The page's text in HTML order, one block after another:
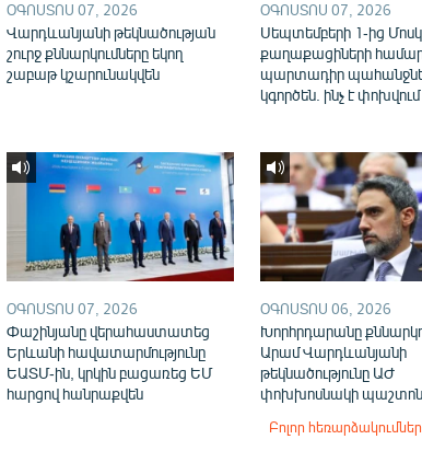
ՕԳՈՍՏՈՍ 07, 2026
Վարդևանյանի թեկնածության
շուրջ քննարկումները եկող
շաբաթ կշարունակվեն
ՕԳՈՍՏՈՍ 07, 2026
Սեպտեմբերի 1-ից
քաղաքացիների համար
պարտադիր
կգործեն. ինչ է փոխվում
ՕԳՈՍՏՈՍ 07, 2026
Փաշինյանը վերահաստատեց
Երևանի հավատարմությունը
ԵԱՏՄ-ին, կրկին բացառեց ԵՄ
հարցով հանրաքվեն
ՕԳՈՍՏՈՍ 06, 2026
Խորհրդարանը
Արամ Վարդևանյանի
թեկնածությունը ԱԺ
փոխխոսնակի
Բոլոր